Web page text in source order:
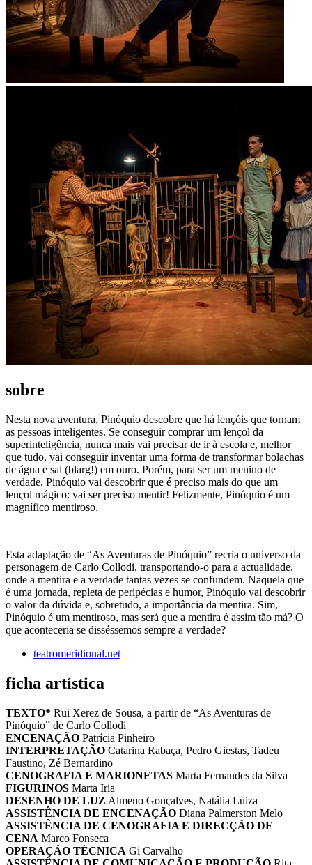
sobre
Nesta nova aventura, Pinóquio descobre que há lençóis que tornam
as pessoas inteligentes. Se conseguir comprar um lençol da
superinteligência, nunca mais vai precisar de ir à escola e, melhor
que tudo, vai conseguir inventar uma forma de transformar bolachas
de água e sal (blarg!) em ouro. Porém, para ser um menino de
verdade, Pinóquio vai descobrir que é preciso mais do que um
lençol mágico: vai ser preciso mentir! Felizmente, Pinóquio é um
magnífico mentiroso.
Esta adaptação de “As Aventuras de Pinóquio” recria o universo da
personagem de Carlo Collodi, transportando-o para a actualidade,
onde a mentira e a verdade tantas vezes se confundem. Naquela que
é uma jornada, repleta de peripécias e humor, Pinóquio vai descobrir
o valor da dúvida e, sobretudo, a importância da mentira. Sim,
Pinóquio é um mentiroso, mas será que a mentira é assim tão má? O
que aconteceria se disséssemos sempre a verdade?
teatromeridional.net
ficha artística
TEXTO* Rui Xerez de Sousa, a partir de “As Aventuras de
Pinóquio” de Carlo Collodi
ENCENAÇÃO Patrícia Pinheiro
INTERPRETAÇÃO Catarina Rabaça, Pedro Giestas, Tadeu
Faustino, Zé Bernardino
CENOGRAFIA E MARIONETAS Marta Fernandes da Silva
FIGURINOS Marta Iria
DESENHO DE LUZ Almeno Gonçalves, Natália Luiza
ASSISTÊNCIA DE ENCENAÇÃO Diana Palmerston Melo
ASSISTÊNCIA DE CENOGRAFIA E DIRECÇÃO DE
CENA Marco Fonseca
OPERAÇÃO TÉCNICA Gi Carvalho